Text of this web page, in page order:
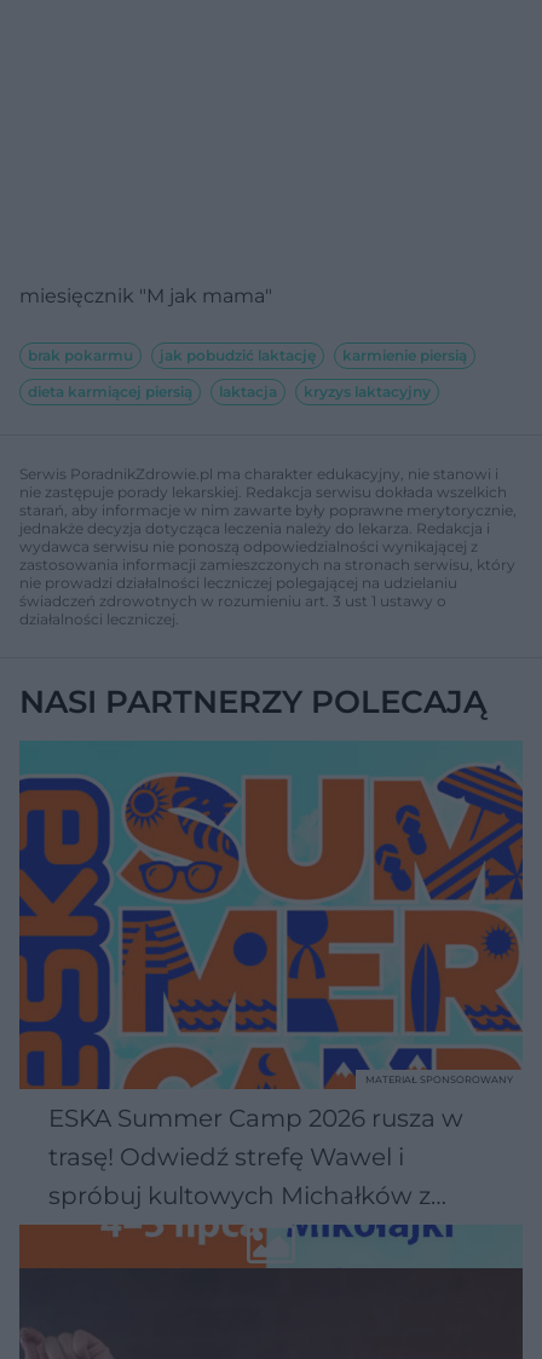
miesięcznik "M jak mama"
brak pokarmu jak pobudzić laktację
karmienie piersią
dieta karmiącej piersią
laktacja kryzys laktacyjny
Serwis PoradnikZdrowie.pl ma charakter edukacyjny, nie stanowi i
nie zastępuje porady lekarskiej. Redakcja serwisu dokłada wszelkich
starań, aby informacje w nim zawarte były poprawne merytorycznie,
jednakże decyzja dotycząca leczenia należy do lekarza. Redakcja i
wydawca serwisu nie ponoszą odpowiedzialności wynikającej z
zastosowania informacji zamieszczonych na stronach serwisu, który
nie prowadzi działalności leczniczej polegającej na udzielaniu
świadczeń zdrowotnych w rozumieniu art. 3 ust 1 ustawy o
działalności leczniczej.
NASI PARTNERZY POLECAJĄ
ESKA Summer Camp 2026 rusza w
trasę! Odwiedź strefę Wawel i
spróbuj kultowych Michałków z
Wawelu
MATERIAŁ SPONSOROWANY